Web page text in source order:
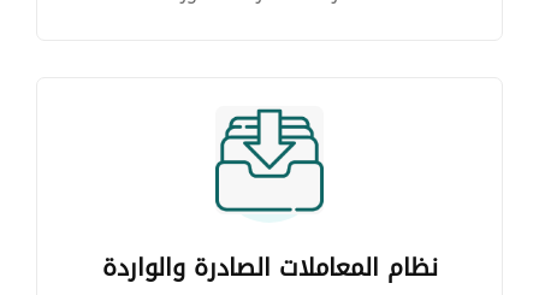
نظام المعاملات الصادرة والواردة